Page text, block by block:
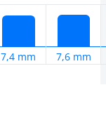
7,4 mm 7,6 mm